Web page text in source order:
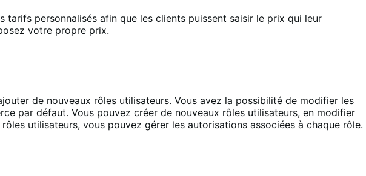
tarifs personnalisés afin que les clients puissent saisir le prix qui leur
votre propre prix.
de nouveaux rôles utilisateurs. Vous avez la possibilité de modifier les
par défaut. Vous pouvez créer de nouveaux rôles utilisateurs, en modifier
utilisateurs, vous pouvez gérer les autorisations associées à chaque rôle.